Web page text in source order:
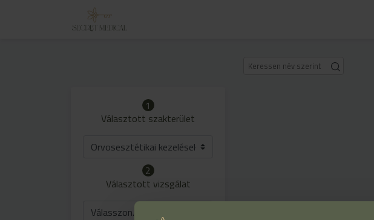
1
Választott szakterület
Orvosesztétikai kezelések
2
Választott vizsgálat
Válasszon...